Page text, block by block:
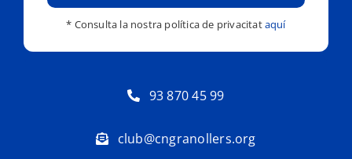
* Consulta la nostra política de privacitataquí
93 870 45 99
club@cngranollers.org